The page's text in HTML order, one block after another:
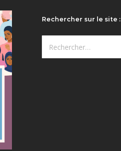
Rechercher sur le site :
Rechercher :